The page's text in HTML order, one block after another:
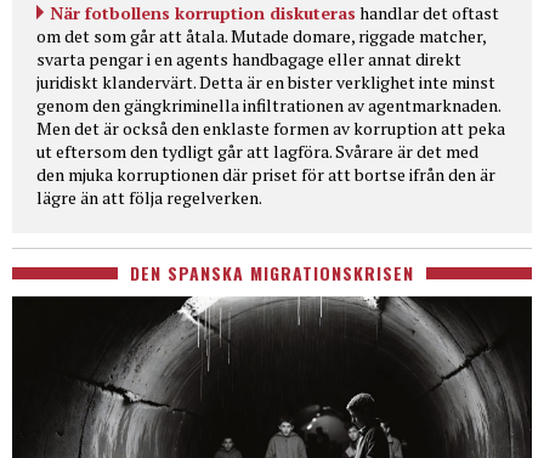
När fotbollens korruption diskuteras handlar det oftast
om det som går att åtala. Mutade domare, riggade matcher,
svarta pengar i en agents handbagage eller annat direkt
juridiskt klandervärt. Detta är en bister verklighet inte minst
genom den gängkriminella infiltrationen av agentmarknaden.
Men det är också den enklaste formen av korruption att peka
ut eftersom den tydligt går att lagföra. Svårare är det med
den mjuka korruptionen där priset för att bortse ifrån den är
lägre än att följa regelverken.
DEN SPANSKA MIGRATIONSKRISEN